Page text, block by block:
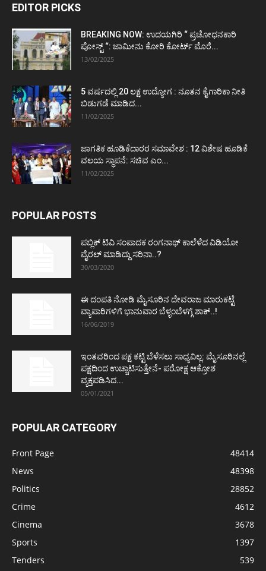
EDITOR PICKS
BREAKING NOW: ಉದಯಗಿರಿ “ ಪ್ರಚೋಧನಕಾರಿ
ಪೋಸ್ಟ್‌ “: ಜಾಮೀನು ಕೋರಿ ಕೋರ್ಟ್‌ ಮೊರೆ...
13/02/2025
5 ವರ್ಷದಲ್ಲಿ 20 ಲಕ್ಷ ಉದ್ಯೋಗ : ನೂತನ ಕೈಗಾರಿಕಾ ನೀತಿ
ಬಿಡುಗಡೆ ಮಾಡಿದ...
11/02/2025
ಜಾಗತಿಕ ಹೂಡಿಕೆದಾರರ ಸಮಾವೇಶ : 12 ವಿಶೇಷ ಹೂಡಿಕೆ
ವಲಯ ಸ್ಥಾಪನೆ: ಸಚಿವ ಎಂ...
11/02/2025
POPULAR POSTS
ಪಬ್ಲಿಕ್ ಟಿವಿ ಸಂಪಾದಕ ರಂಗನಾಥ್ ಕಾಲೆಳೆದ ವಿಡಿಯೋ
ವೈರಲ್ ಮಾಡಿದ್ದು ಸರಿನಾ..?
30/03/2020
ಈ ದಂಪತಿ ನೋಡಿ ಮೈಸೂರಿನ ದೇವರಾಜ ಮಾರುಕಟ್ಟೆ
ವ್ಯಾಪಾರಿಗಳಿಗೆ ಭಾನುವಾರ ಬೆಳ್ಳಂಬೆಳಗ್ಗೆ ಶಾಕ್..!
16/06/2019
ಇಂತವರಿಂದ ಪಕ್ಷ ಕಟ್ಟಿ ಬೆಳೆಸಲು ಸಾಧ್ಯವಿಲ್ಲ: ಮೈಸೂರಿನಲ್ಲೆ
ಪಕ್ಷದಿಂದ ಉಚ್ಚಾಟಿಸುತ್ತೇನೆ- ಪರೋಕ್ಷ ಆಕ್ರೋಶ
ವ್ಯಕ್ತಪಡಿಸಿದ...
05/01/2021
POPULAR CATEGORY
Front Page
48414
News
48398
Politics
28852
Crime
4612
Cinema
3678
Sports
1397
Tenders
539